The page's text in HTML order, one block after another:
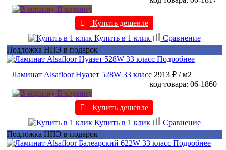
В корзину
Купить дешевле
Купить в 1 клик
Сравнение
Подложка НПЭ в подарок
Подробнее
Ламинат Alsafloor Нуазет 528W 33 класс 2913 ₽ / м2
код товара: 06-1860
В корзину
Купить дешевле
Купить в 1 клик
Сравнение
Подложка НПЭ в подарок
Подробнее